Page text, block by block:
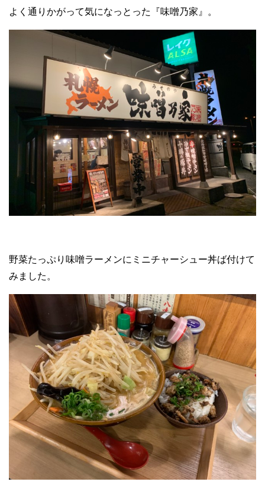
よく通りかがって気になっとった『味噌乃家』⁣。
野菜たっぷり味噌ラーメンにミニチャーシュー丼ば付けて
みました。